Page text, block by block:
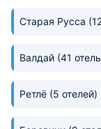
пределах
Новгородский
Новгородский
упоминание о нём
Вход на
памятник
Старая Русса
Валдай (41
Ретлё (5 отелей)